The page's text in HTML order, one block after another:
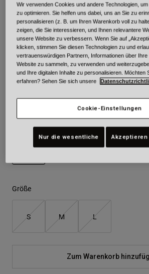
Bell X Fasthouse Local Solid
Artikelnr.34296
Price reduced from
€ 54,95to€ 38,46
Farben -Grau
Größe
S M L
Zum Warenkorb
Wir verwenden Cookies und andere Technologien,
zu optimieren. Sie helfen uns dabei, uns an Sie zu
personalisieren (z. B. um Ihren Warenkorb voll zu
zeigen, die Sie interessieren, und Ihnen relevantere
unsere Website zu verbessern. Wenn Sie auf
klicken, stimmen Sie diesen Technologien zu und
vertrauenswürdigen Partnern, Informationen über
Website zu sammeln, zu verwenden und
und Ihre digitalen Inhalte zu personalisieren. Möchten
erfahren? Sehen Sie sich unsere
Cookie-Einstellungen
Nur die wesentliche Akzeptieren